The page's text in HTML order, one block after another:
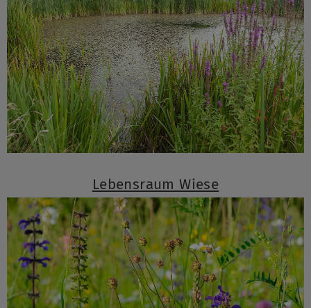
Lebensraum Wiese